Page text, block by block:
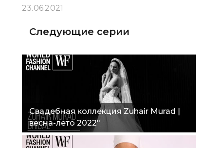
23.06.2021
Следующие серии
Свадебная коллекция Zuhair Murad |
весна-лето 2022"